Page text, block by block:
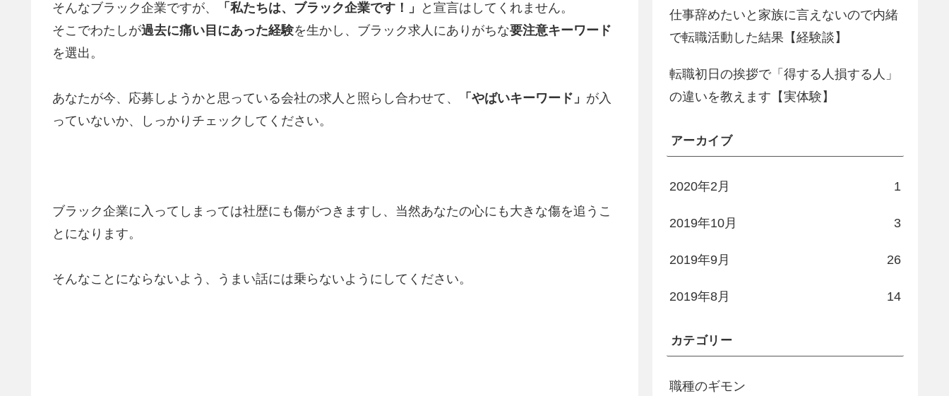
そんなブラック企業ですが、 「私たちは、ブラック企業です！」
と宣言はしてくれません。
そこでわたしが過去に痛い目にあった経験を生かし、ブラック求人にありがちな要注意キーワード
を選出。
あなたが今、応募しようかと思っている会社の求人と照らし合わせて、 「やばいキーワード」 が入
っていないか、しっかりチェックしてください。
ブラック企業に入ってしまっては社歴にも傷がつきますし、当然あなたの心にも大きな傷を追うこ
とになります。
そんなことにならないよう、うまい話には乗らないようにしてください。
仕事辞めたいと家族に言えないので内緒
で転職活動した結果【経験談】
転職初日の挨拶で「得する人損する人」
の違いを教えます【実体験】
アーカイブ
2020年2月 1
2019年10月 3
2019年9月 26
2019年8月 14
カテゴリー
職種のギモン